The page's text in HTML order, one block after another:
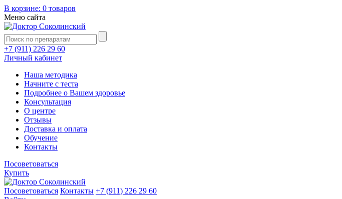
В корзине: 0 товаров
Меню сайта
+7 (911) 226 29 60
Личный кабинет
Наша методика
Начните с теста
Подробнее о Вашем здоровье
Консультация
О центре
Отзывы
Доставка и оплата
Обучение
Контакты
Посоветоваться
Купить
Посоветоваться Контакты +7 (911) 226 29 60